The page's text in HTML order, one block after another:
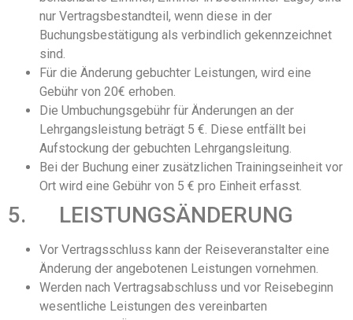
nur Vertragsbestandteil, wenn diese in der
Buchungsbestätigung als verbindlich gekennzeichnet
sind.
Für die Änderung gebuchter Leistungen, wird eine
Gebühr von 20€ erhoben.
Die Umbuchungsgebühr für Änderungen an der
Lehrgangsleistung beträgt 5 €. Diese entfällt bei
Aufstockung der gebuchten Lehrgangsleitung.
Bei der Buchung einer zusätzlichen Trainingseinheit vor
Ort wird eine Gebühr von 5 € pro Einheit erfasst.
5. LEISTUNGSÄNDERUNG
Vor Vertragsschluss kann der Reiseveranstalter eine
Änderung der angebotenen Leistungen vornehmen.
Werden nach Vertragsabschluss und vor Reisebeginn
wesentliche Leistungen des vereinbarten